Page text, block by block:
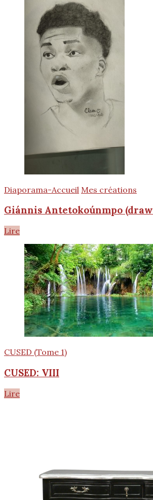
Diaporama-Accueil Mes créations
Giánnis Antetokoúnmpo
Lire
CUSED (Tome 1)
CUSED: VIII
Lire